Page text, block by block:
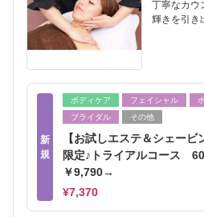
丁寧なカウ
輝きを引
新
規
ボディケア フェイシャル
ブライダル
その他
【お試しエステ＆シェービ
限定♪トライアルコース
￥9,790→
¥7,370